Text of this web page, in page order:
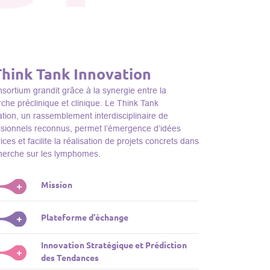
Tank Innovation
grandit grâce à la synergie entre la
préclinique et clinique. Le Think Tank
un rassemblement interdisciplinaire de
reconnus, permet l’émergence d’idées
et facilite la réalisation de projets concrets dans
sur les lymphomes.
+ Mission
Tank initie des projets, façonne des initiatives de
des porteurs et promeut l’unité parmi les
du consortium, jouant ainsi un rôle essentiel
promotion de la recherche sur les lymphomes.
+ Plateforme d'échange
Tank sert de plateforme dynamique pour
des plateformes technologiques et des
+
Innovation Stratégique et Prédiction
des Tendances